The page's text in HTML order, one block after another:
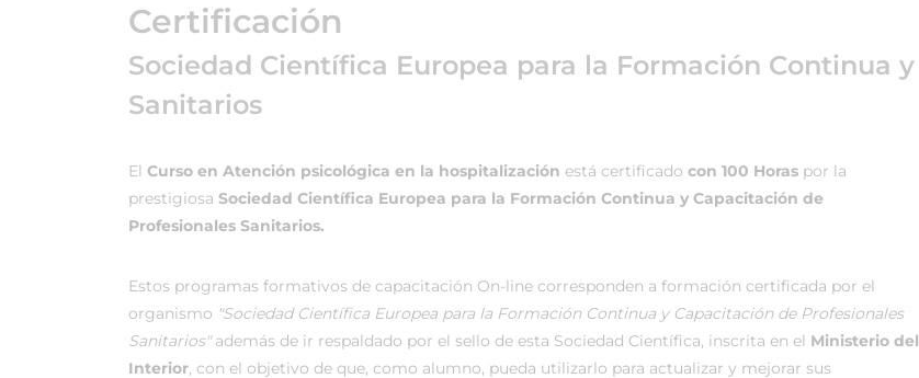
Certificación
Sociedad Científica Europea para la Formación Continua
Sanitarios
El Curso en Atención psicológica en la hospitalización está certificado con 100 Horas por la
prestigiosa Sociedad Científica Europea para la Formación Continua y Capacitación de
Profesionales Sanitarios.
Estos programas formativos de capacitación On-line corresponden a formación certificada por el
organismo "Sociedad Científica Europea para la Formación Continua y Capacitación de Profesionales
Sanitarios"además de ir respaldado por el sello de esta Sociedad Científica, inscrita en el Ministerio del
Interior, con el objetivo de que, como alumno, pueda utilizarlo para actualizar y mejorar sus